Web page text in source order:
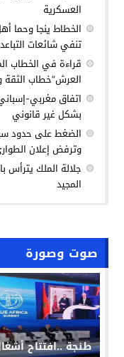
صوت وصورة
طنجة ..افتتاح
العسكرية
الخطاط ينجا وحما
تنفي شائعات التباعد
العرش”خطاب الثقة
اتفاق مغربي-
بشكل غير قانوني
الضغط على حدود
وترفض إعلان
جلالة الملك
المجيد